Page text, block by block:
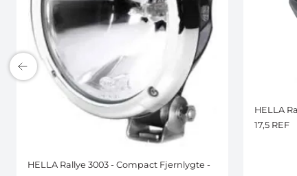
HELLA Rallye 3003 - Compact Fjernlygte -
HELLA
17,5 REF